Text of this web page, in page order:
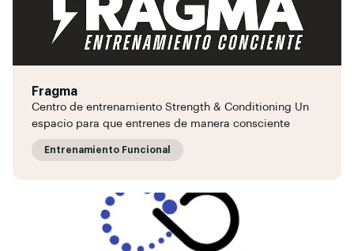
Fragma
Centro de entrenamiento Strength & Conditioning Un
espacio para que entrenes de manera consciente
Entrenamiento Funcional